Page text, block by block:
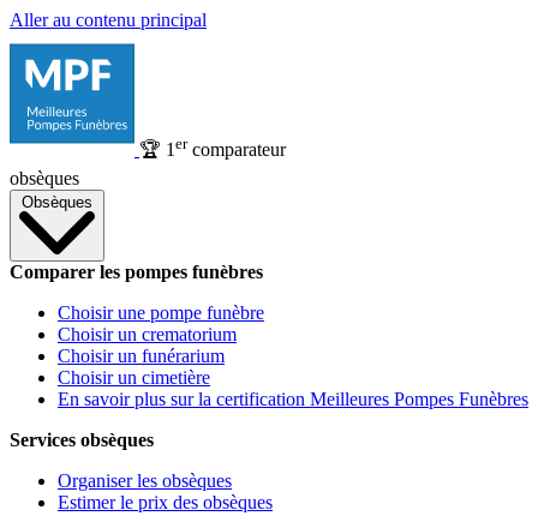
Aller au contenu principal
🏆 1 ercomparateur
obsèques
Obsèques
Comparer les pompes funèbres
Choisir une pompe funèbre
Choisir un crematorium
Choisir un funérarium
Choisir un cimetière
En savoir plus sur la certification Meilleures Pompes Funèbres
Services obsèques
Organiser les obsèques
Estimer le prix des obsèques